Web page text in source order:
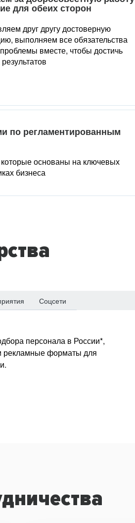
для обеих сторон
друг другу достоверную
выполняем все обязательства
вместе, чтобы достичь
по регламентированным
основаны на ключевых
бизнеса
Соцсети
персонала в России*,
рекламные форматы для